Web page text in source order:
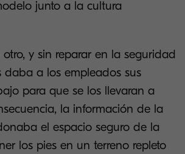
junto a la cultura
y sin reparar en la seguridad
daba a los empleados sus
para que se los llevaran a
la información de la
el espacio seguro de la
los pies en un terreno repleto